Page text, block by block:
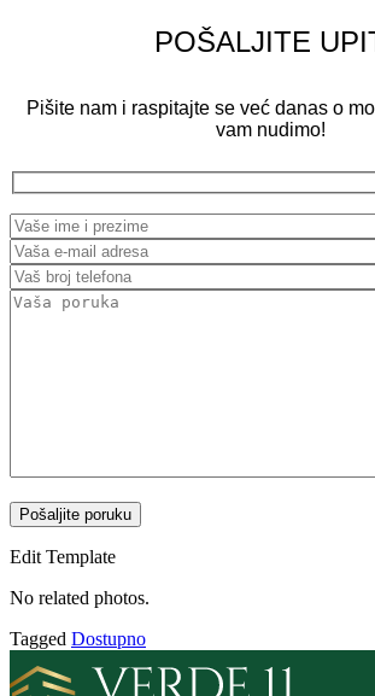
POŠALJITE
Pišite nam i raspitajte se već danas o
vam nudimo!
Edit Template
No related photos.
Tagged Dostupno